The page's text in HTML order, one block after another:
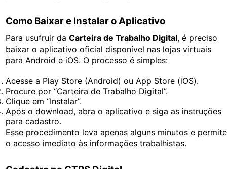
Como Baixar e Instalar o Aplicativo
Para usufruir daCarteira de Trabalho Digital, é preciso
baixar o aplicativo oficial disponível nas lojas virtuais
para Android e iOS. O processo é simples:
Acesse a Play Store (Android) ou App Store (iOS).
Procure por “Carteira de Trabalho Digital”.
Clique em “Instalar”.
Após o download, abra o aplicativo e siga as instruções
para cadastro.
Esse procedimento leva apenas alguns minutos e permite
o acesso imediato às informações trabalhistas.